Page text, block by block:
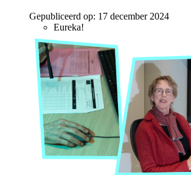
Gepubliceerd op: 17 december 2024
Eureka!